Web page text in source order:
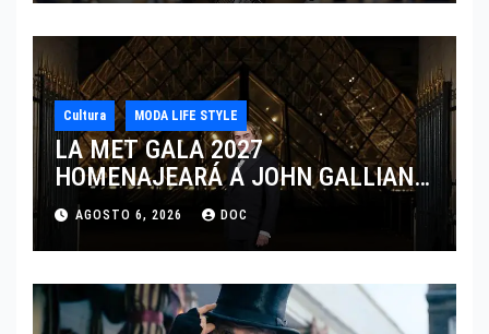
Cultura MODA LIFE STYLE
LA MET GALA 2027
HOMENAJEARÁ A JOHN GALLIANO
MARCANDO EL REGRESO DEL REY
DEL DRAMATISMO
AGOSTO 6, 2026 DOC